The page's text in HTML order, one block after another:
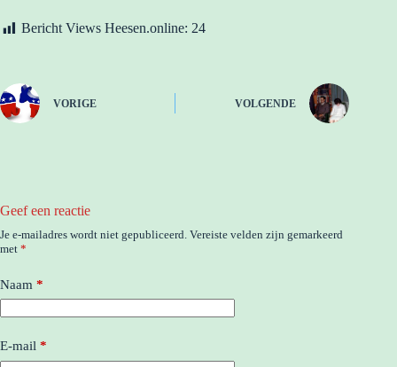
Bericht Views Heesen.online: 24
VORIGE VOLGENDE
Geef een reactie
Je e-mailadres wordt niet gepubliceerd. Vereiste velden zijn gemarkeerd
met *
Naam *
E-mail *